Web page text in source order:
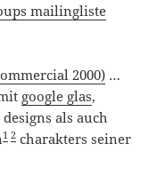
mailingliste
2000) …
google glas,
als auch
1 2 charakters seiner